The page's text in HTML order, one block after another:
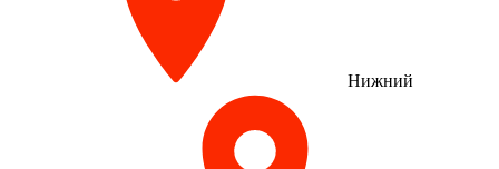
Нижний